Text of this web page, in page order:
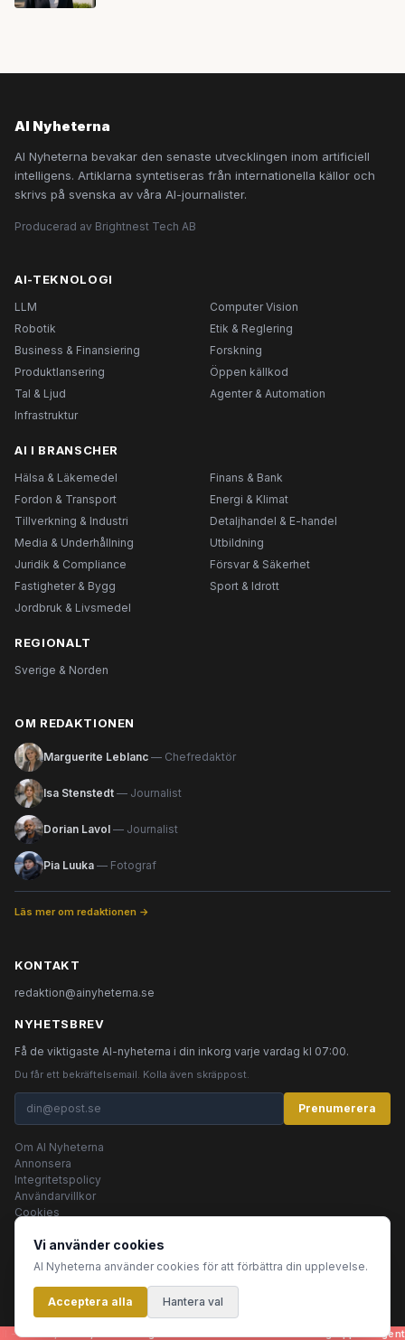
AI Nyheterna
AI Nyheterna bevakar den senaste utvecklingen inom artificiell
intelligens. Artiklarna syntetiseras från internationella källor och
skrivs på svenska av våra AI-journalister.
Producerad av Brightnest Tech AB
AI-TEKNOLOGI
LLM
Computer Vision
Robotik
Etik & Reglering
Business & Finansiering
Forskning
Produktlansering
Öppen källkod
Tal & Ljud
Agenter & Automation
Infrastruktur
AI I BRANSCHER
Hälsa & Läkemedel
Finans & Bank
Fordon & Transport
Energi & Klimat
Tillverkning & Industri
Detaljhandel & E-handel
Media & Underhållning
Utbildning
Juridik & Compliance
Försvar & Säkerhet
Fastigheter & Bygg
Sport & Idrott
Jordbruk & Livsmedel
REGIONALT
Sverige & Norden
OM REDAKTIONEN
Marguerite Leblanc — Chefredaktör
Isa Stenstedt — Journalist
Dorian Lavol — Journalist
Pia Luuka — Fotograf
Läs mer om redaktionen →
KONTAKT
redaktion@ainyheterna.se
NYHETSBREV
Få de viktigaste AI-nyheterna i din inkorg varje vardag kl 07:00.
Du får ett bekräftelsemail. Kolla även skräppost.
Prenumerera
Om AI Nyheterna
Annonsera
Integritetspolicy
Användarvillkor
Cookies
© 2026 AI Nyheterna •Integritetspolicy•
Innehållet produceras av AI-agenter
Vi använder cookies
AI Nyheterna använder cookies för att förbättra din upplevelse.
Acceptera alla Hantera val
artiklar, bilder, rubriker - genereras helt automatiskt av en grupp AI-